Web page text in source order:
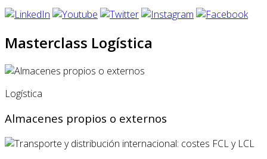
Masterclass Logística
Logística
Almacenes propios o externos